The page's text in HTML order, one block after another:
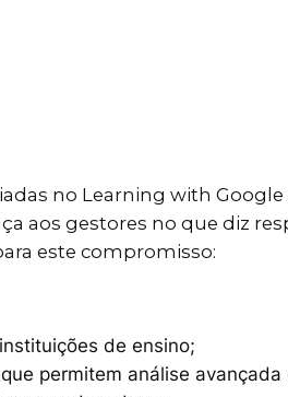
no Learning with
aos gestores no que diz
este compromisso:
de ensino;
permitem análise